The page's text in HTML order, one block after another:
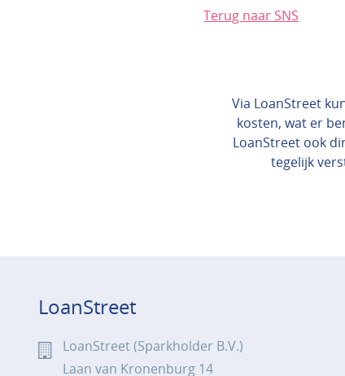
Terug naar SNS
Via LoanStreet
kosten, wat er
LoanStreet ook
tegelijk
LoanStreet
LoanStreet (Sparkholder B.V.)
Laan van Kronenburg 14